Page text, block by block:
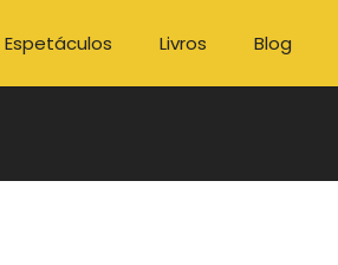
Espetáculos Livros Blog